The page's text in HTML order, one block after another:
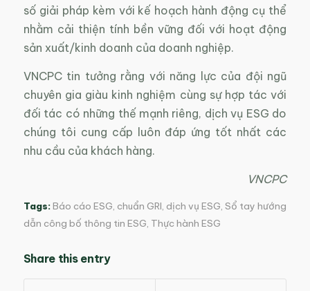
số giải pháp kèm với kế hoạch hành động cụ thể
nhằm cải thiện tính bền vững đối với hoạt động
sản xuất/kinh doanh của doanh nghiệp.
VNCPC tin tưởng rằng với năng lực của đội ngũ
chuyên gia giàu kinh nghiệm cùng sự hợp tác với
đối tác có những thế mạnh riêng, dịch vụ ESG do
chúng tôi cung cấp luôn đáp ứng tốt nhất các
nhu cầu của khách hàng.
VNCPC
Tags: Báo cáo ESG, chuẩn GRI, dịch vụ ESG,Sổ tay hướng
dẫn công bố thông tin ESG, Thực hành ESG
Share this entry